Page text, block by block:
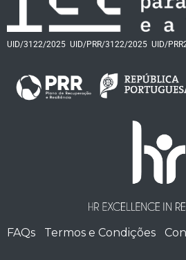
UID/3122/2025 UID/PRR/3122/2025 UID/
FAQs Termos e Condições